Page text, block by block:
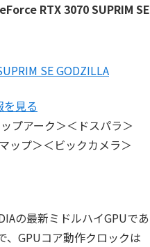
RTX 3070 SUPRIM SE
SE GODZILLA
見る
プアーク＞＜ドスパラ＞
ップ＞＜ビックカメラ＞
の最新ミドルハイGPUであ
、GPUコア動作クロックは